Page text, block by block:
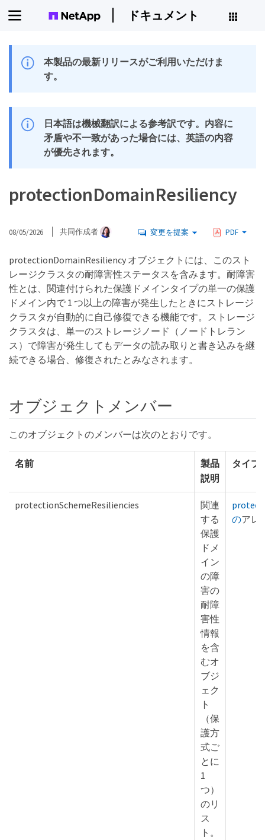
ドキュメント
本製品の最新リリースがご利用いただけま
す。
日本語は機械翻訳による参考訳です。内容に
矛盾や不一致があった場合には、英語の内容
が優先されます。
protectionDomainResiliency
08/05/2026 共同作成者 変更を提案 PDF
protectionDomainResiliency オブジェクトには、このスト
レージクラスタの耐障害性ステータスを含みます。耐障害
性とは、関連付けられた保護ドメインタイプの単一の保護
ドメイン内で 1 つ以上の障害が発生したときにストレージ
クラスタが自動的に自己修復できる機能です。ストレージ
クラスタは、単一のストレージノード（ノードトレラン
ス）で障害が発生してもデータの読み取りと書き込みを継
続できる場合、修復されたとみなされます。
オブジェクトメンバー
このオブジェクトのメンバーは次のとおりです。
名前
製品
説明
タイプ
protectionSchemeResiliencies
関連
する
保護
ドメ
イン
の障
害の
耐障
害性
情報
を含
むオ
ブジ
ェク
ト
（保
護方
式ご
とに
1
つ）
のリ
ス
ト。
のアレ